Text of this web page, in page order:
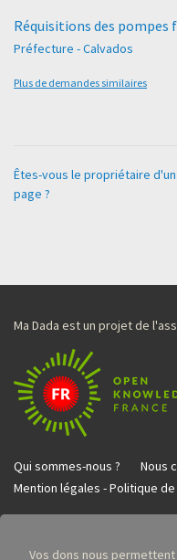
Réquisitions des pompes
Préfecture - Calvados
Plus de demandes similaires
Êtes-vous le propriétaire
page ?
Ma Dada est un projet de
Qui sommes-nous ? Nous
Mention légales - Politique
Vos dons nous permettent